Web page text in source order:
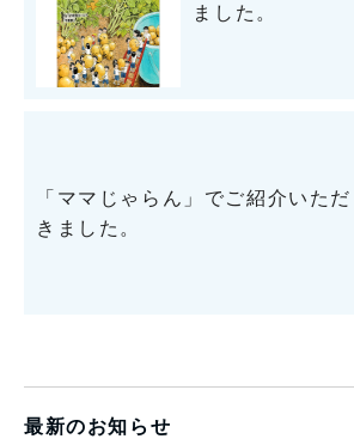
ました。
「ママじゃらん」でご紹介いただ
きました。
最新のお知らせ